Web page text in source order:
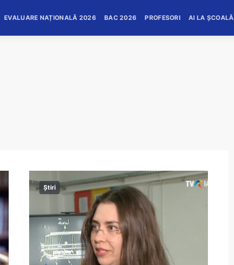
EVALUARE NAȚIONALĂ 2026 BAC 2026 PROFESORI AI LA ȘCOALĂ
Știri